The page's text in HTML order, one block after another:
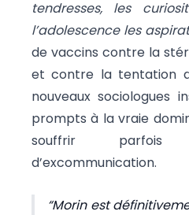
tendresses, les
l’adolescence les
de vaccins contre la
et contre la tentation
nouveaux sociologues
prompts à la vraie
souffrir
d’excommunication.
Morin est